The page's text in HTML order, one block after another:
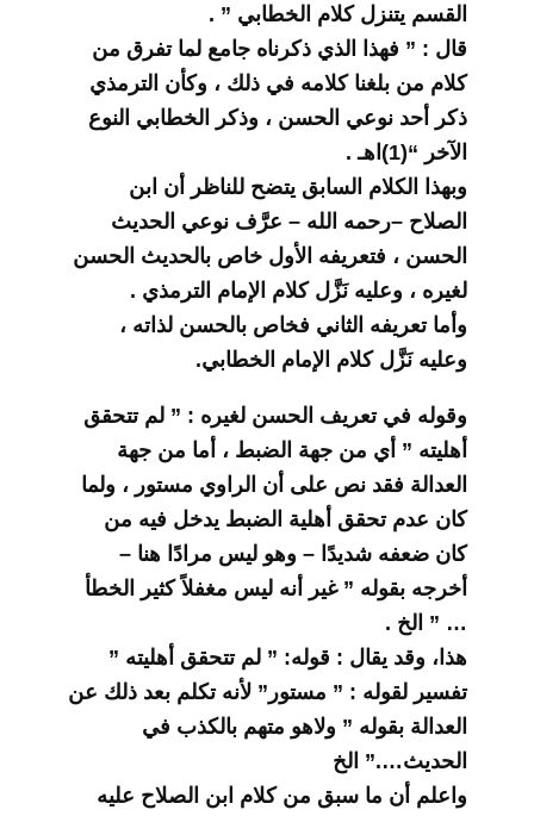
القسم يتنزل كلام الخطابي ” .
قال : ” فهذا الذي ذكرناه جامع لما تفرق من
كلام من بلغنا كلامه في ذلك ، وكأن الترمذي
ذكر أحد نوعي الحسن ، وذكر الخطابي النوع
الآخر “(1)اهـ .
وبهذا الكلام السابق يتضح للناظر أن ابن
الصلاح –رحمه الله – عرَّف نوعي الحديث
الحسن ، فتعريفه الأول خاص بالحديث الحسن
لغيره ، وعليه نَزَّل كلام الإمام الترمذي .
وأما تعريفه الثاني فخاص بالحسن لذاته ،
وعليه نَزَّل كلام الإمام الخطابي.
وقوله في تعريف الحسن لغيره : ” لم تتحقق
أهليته ” أي من جهة الضبط ، أما من جهة
العدالة فقد نص على أن الراوي مستور ، ولما
كان عدم تحقق أهلية الضبط يدخل فيه من
كان ضعفه شديدًا – وهو ليس مرادًا هنا –
أخرجه بقوله ” غير أنه ليس مغفلاً كثير الخطأ
… ” الخ .
هذا، وقد يقال : قوله: ” لم تتحقق أهليته ”
تفسير لقوله : ” مستور” لأنه تكلم بعد ذلك عن
العدالة بقوله ” ولاهو متهم بالكذب في
الحديث….” الخ
واعلم أن ما سبق من كلام ابن الصلاح عليه